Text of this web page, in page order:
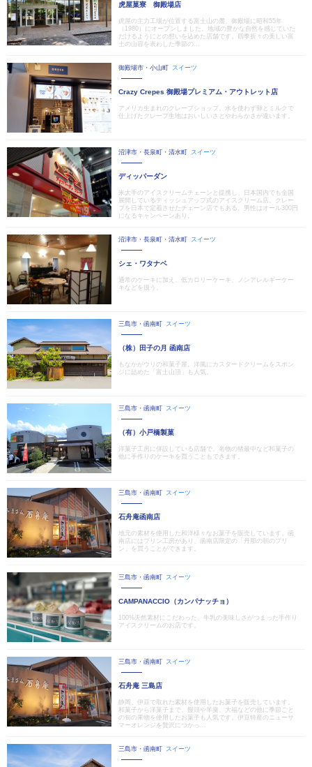
虎屋菓寮 御殿場店
虎屋の主力工場が位置する富士山の麓、御殿場に昭和55年
（1980）にオープンしました。地域の豊かな自然を感じていた
だけるようにとの想いを込めた店舗です。四季折々の美しい富
士の山容を表わした季節の...
御殿場市・小山町 スイーツ
Crazy Crepes 御殿場プレミアム・アウトレット店
アメリカ生まれのクレープショップ。水を使わず卵とミルクで
仕上げたクレープ生地はおいしいさとやわらかさが違います。
沼津市・長泉町・清水町 スイーツ
ディッパーダン
米大手のアイスクリームチェーンと提携し、日本国内でも全国
展開しているディッシュアップ式のアイスクリーム店。クレー
プを日本で定着させたチェーン店でもある。男性はオール300円
になるキャンペーンあり。
沼津市・長泉町・清水町 スイーツ
シェ・ワタナベ
通常のケーキに加え、低カロリーケーキ、ノンアレルギーケー
キなどを扱う。
三島市・函南町 スイーツ
（株）田子の月 函南店
もなかがウリの和菓子屋。洋風にカスタードクリームをスポン
ジに詰めた「富士山頂」も人気。
三島市・函南町 スイーツ
（有）小戸橋製菓
洋菓子工房に併設している店舗で、名物の猪最中など和菓子の
他に手作りのケーキを買うこともできます。
三島市・函南町 スイーツ
石舟庵函南店
地元の素材を使用した和洋様々なお菓子を販売しています。函
南店にはプリン工房があり、函南店限定の「丹那の朝のプリ
ン」を買うことができます。
三島市・函南町 スイーツ
CAMPANACCIO（カンパナッチョ）
100%天然素材にこだわった、牛乳の美味しさがつまった手作り
アイスクリームのお店です。
三島市・函南町 スイーツ
石舟庵 三島店
静岡、伊豆で取れた素材を使用したお菓子を販売しています。
和菓子から洋菓子まで、饅頭や羊羹、大福などの他に季節ごと
の旬の果物を使用したお菓子も人気です。伊豆特産のニューサ
マーオレンジを贅沢につかっ...
三島市・函南町 スイーツ